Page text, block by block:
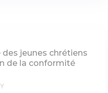
des jeunes chrétiens
de la conformité